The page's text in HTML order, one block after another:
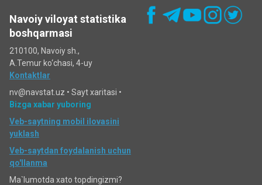
Navoiy viloyat statistika
boshqarmasi
210100, Navoiy sh.,
A.Temur ko‘chаsi, 4-uy
Kontaktlar
nv@navstat.uz • Sayt xaritasi •
Bizga xabar yuboring
Veb-saytning mobil ilovasini
yuklash
Veb-saytdan foydalanish uchun
qo'llanma
Ma`lumotda xato topdingizmi?